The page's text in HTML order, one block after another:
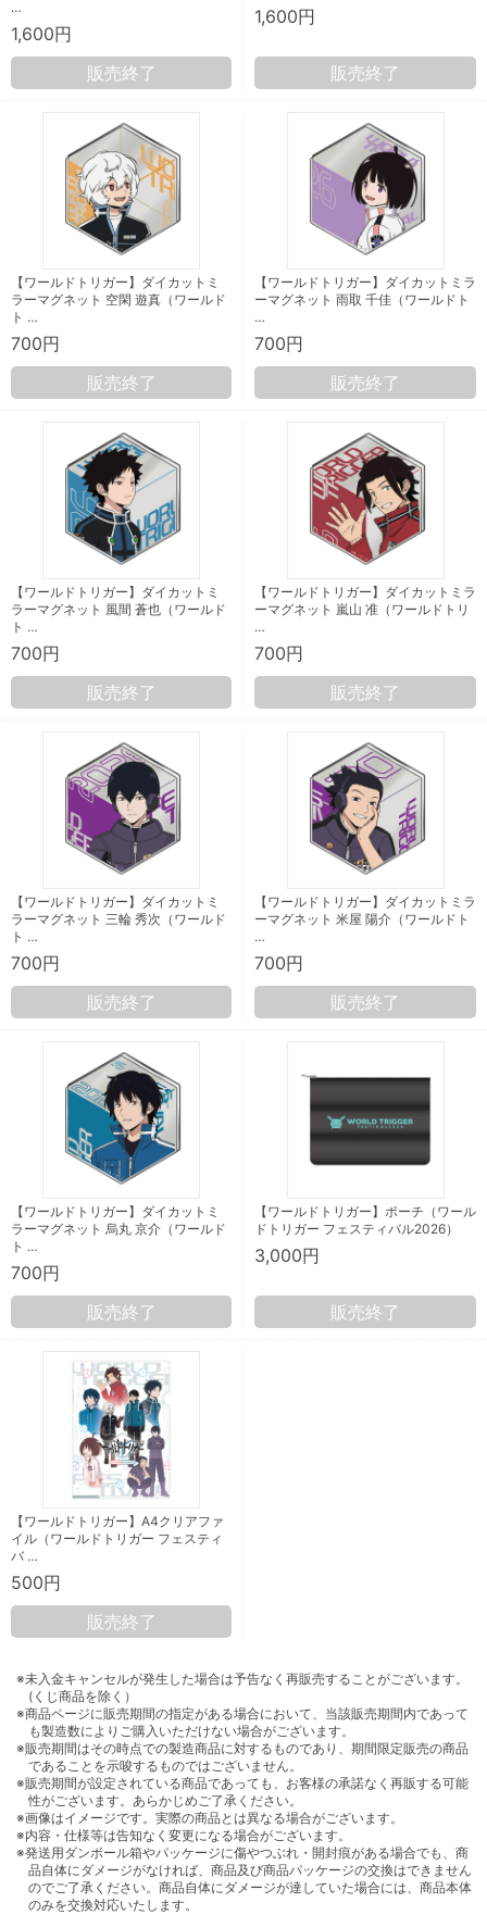
…
1,600円
販売終了
1,600円
販売終了
【ワールドトリガー】ダイカットミ
ラーマグネット 空閑 遊真（ワールド
ト …
700円
販売終了
【ワールドトリガー】ダイカットミラ
ーマグネット 雨取 千佳（ワールドト
…
700円
販売終了
【ワールドトリガー】ダイカットミ
ラーマグネット 風間 蒼也（ワールド
ト …
700円
販売終了
【ワールドトリガー】ダイカットミラ
ーマグネット 嵐山 准（ワールドトリ
…
700円
販売終了
【ワールドトリガー】ダイカットミ
ラーマグネット 三輪 秀次（ワールド
ト …
700円
販売終了
【ワールドトリガー】ダイカットミラ
ーマグネット 米屋 陽介（ワールドト
…
700円
販売終了
【ワールドトリガー】ダイカットミ
ラーマグネット 烏丸 京介（ワールド
ト …
700円
販売終了
【ワールドトリガー】ポーチ（ワール
ドトリガー フェスティバル2026）
3,000円
販売終了
【ワールドトリガー】A4クリアファ
イル（ワールドトリガー フェスティ
バ …
500円
販売終了
※未入金キャンセルが発生した場合は予告なく再販売することがございます。
(くじ商品を除く）
※商品ページに販売期間の指定がある場合において、当該販売期間内であって
も製造数によりご購入いただけない場合がございます。
※販売期間はその時点での製造商品に対するものであり、期間限定販売の商品
であることを示唆するものではございません。
※販売期間が設定されている商品であっても、お客様の承諾なく再販する可能
性がございます。あらかじめご了承ください。
※画像はイメージです。実際の商品とは異なる場合がございます。
※内容・仕様等は告知なく変更になる場合がございます。
※発送用ダンボール箱やパッケージに傷やつぶれ・開封痕がある場合でも、商
品自体にダメージがなければ、商品及び商品パッケージの交換はできません
のでご了承ください。商品自体にダメージが達していた場合には、商品本体
のみを交換対応いたします。